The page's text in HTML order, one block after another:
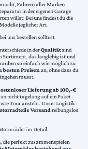
Fahrern aller Marken
in der eigenen Garage
willst: Bei uns findest du die
jeglicher Art.
uns bestellen solltest
in derQualitätsind
Sortiment, das langlebig ist und
so einfach wie möglich zu
besten Preisenan, ohne dass du
musst.
Lieferung ab 100,-€
nicht tagelang auf ein Paket
Tour ansteht. Unser Logistik-
Versand reibungslos
im Detail
die perfekt zusammenspielen